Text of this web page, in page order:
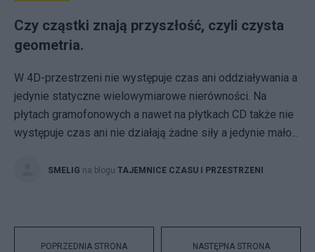
Czy cząstki znają przyszłość, czyli czysta
geometria.
W 4D-przestrzeni nie występuje czas ani oddziaływania a
jedynie statyczne wielowymiarowe nierówności. Na
płytach gramofonowych a nawet na płytkach CD także nie
występuje czas ani nie działają żadne siły a jedynie mało...
SMELIG na blogu TAJEMNICE CZASU I PRZESTRZENI
POPRZEDNIA STRONA NASTĘPNA STRONA